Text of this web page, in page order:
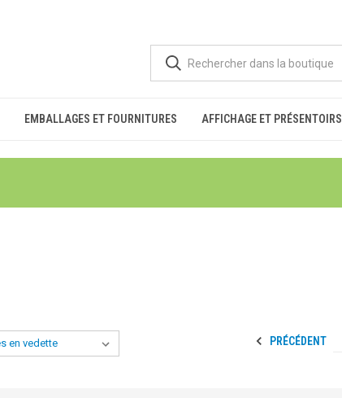
EMBALLAGES ET FOURNITURES AFFICHAGE ET PRÉSENTOIRS
PRÉCÉDENT